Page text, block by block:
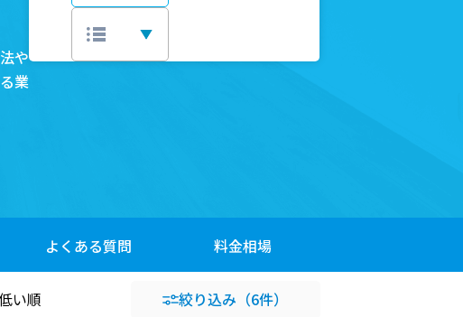
や
業
よくある質問 料金相場
い順 絞り込み （6件）